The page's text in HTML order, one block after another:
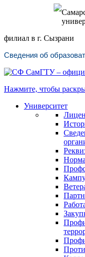
филиал в г. Сызрани
Сведения об
Нажмите, чтобы
Университет